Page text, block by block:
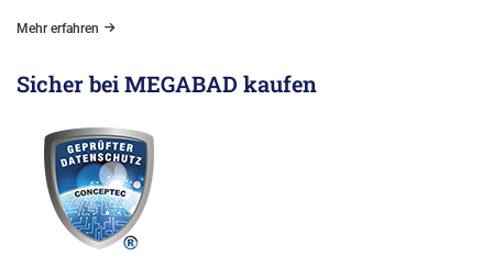
Mehr erfahren
Sicher bei MEGABAD kaufen